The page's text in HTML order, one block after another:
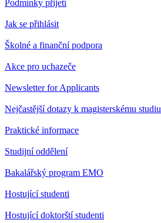
Podmínky přijetí
Jak se přihlásit
Školné a finanční podpora
Akce pro uchazeče
Newsletter for Applicants
Nejčastější dotazy k magisterskému studiu
Praktické informace
Studijní oddělení
Bakalářský program EMO
Hostující studenti
Hostující doktorští studenti